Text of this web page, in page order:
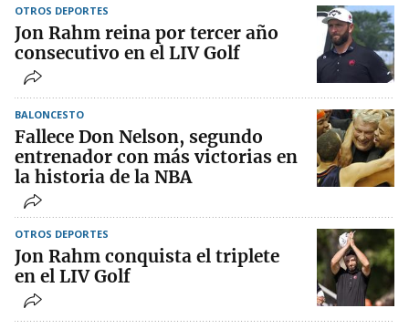
OTROS DEPORTES
Jon Rahm reina por tercer año
consecutivo en el LIV Golf
BALONCESTO
Fallece Don Nelson, segundo
entrenador con más victorias en
la historia de la NBA
OTROS DEPORTES
Jon Rahm conquista el triplete
en el LIV Golf